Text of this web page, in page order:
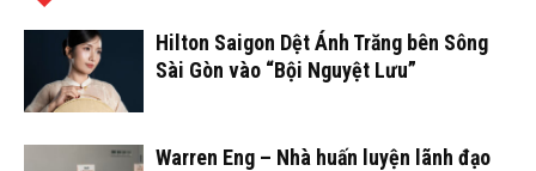
Hilton Saigon Dệt Ánh Trăng bên Sông
Sài Gòn vào “Bội Nguyệt Lưu”
Warren Eng – Nhà huấn luyện lãnh đạo